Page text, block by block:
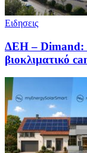
Ειδησεις
ΔΕΗ – Dimand:
βιοκλιματικό